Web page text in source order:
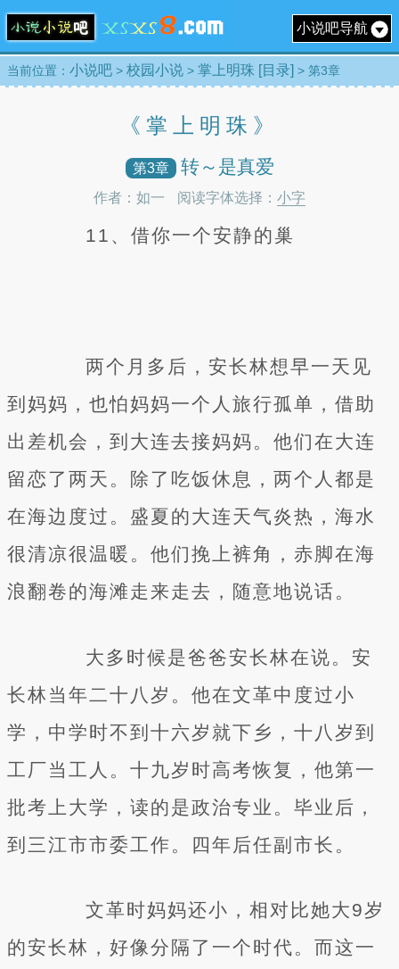
小说吧导航
当前位置： 小说吧 > 校园小说 > 掌上明珠 [目录] > 第3章
《掌上明珠》
第3章 转～是真爱
作者：如一 阅读字体选择： 小字
11、借你一个安静的巢
两个月多后，安长林想早一天见
到妈妈，也怕妈妈一个人旅行孤单，借助
出差机会，到大连去接妈妈。他们在大连
留恋了两天。除了吃饭休息，两个人都是
在海边度过。盛夏的大连天气炎热，海水
很清凉很温暖。他们挽上裤角，赤脚在海
浪翻卷的海滩走来走去，随意地说话。
大多时候是爸爸安长林在说。安
长林当年二十八岁。他在文革中度过小
学，中学时不到十六岁就下乡，十八岁到
工厂当工人。十九岁时高考恢复，他第一
批考上大学，读的是政治专业。毕业后，
到三江市市委工作。四年后任副市长。
文革时妈妈还小，相对比她大9岁
的安长林，好像分隔了一个时代。而这一